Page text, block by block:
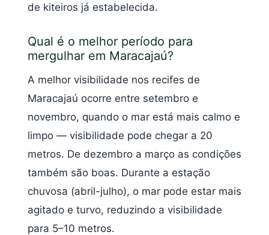
de kiteiros já estabelecida.
Qual é o melhor período para
mergulhar em Maracajaú?
A melhor visibilidade nos recifes de
Maracajaú ocorre entre setembro e
novembro, quando o mar está mais calmo e
limpo — visibilidade pode chegar a 20
metros. De dezembro a março as condições
também são boas. Durante a estação
chuvosa (abril-julho), o mar pode estar mais
agitado e turvo, reduzindo a visibilidade
para 5–10 metros.